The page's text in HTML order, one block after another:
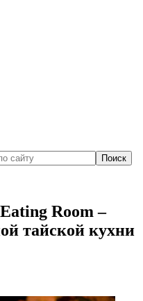
Room –
тайской кухни